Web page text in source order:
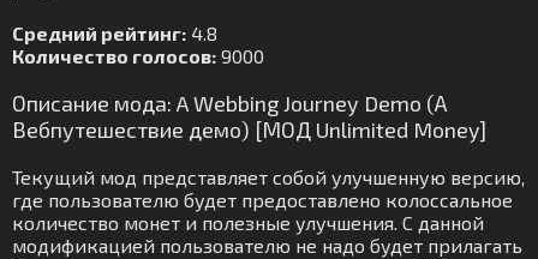
Средний рейтинг: 4.8
Количество голосов: 9000
Описание мода: A Webbing Journey Demo (А
Вебпутешествие демо) [МОД Unlimited Money]
Текущий мод представляет собой улучшенную версию,
где пользователю будет предоставлено колоссальное
количество монет и полезные улучшения. С данной
модификацией пользователю не надо будет прилагать